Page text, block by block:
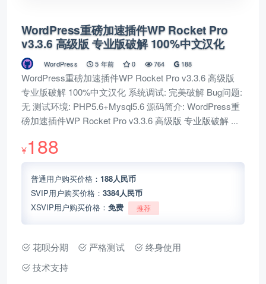
WordPress重磅加速插件WP Rocket Pro
v3.3.6 高级版 专业版破解 100%中文汉化
WordPress 5 年前 0 764 188
WordPress重磅加速插件WP Rocket Pro v3.3.6 高级版
专业版破解 100%中文汉化 系统调试: 完美破解 Bug问题:
无 测试环境: PHP5.6+Mysql5.6 源码简介: WordPress重
磅加速插件WP Rocket Pro v3.3.6 高级版 专业版破解 ...
¥188
普通用户购买价格： 188人民币
SVIP用户购买价格： 3384人民币
XSVIP用户购买价格： 免费 推荐
花呗分期 严格测试
终身使用
技术支持